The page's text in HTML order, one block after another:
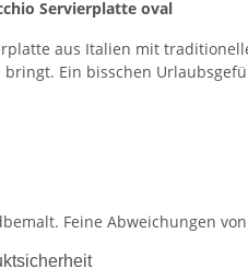
Servierplatte oval
aus Italien mit
bringt. Ein bisschen
Feine Abweichungen